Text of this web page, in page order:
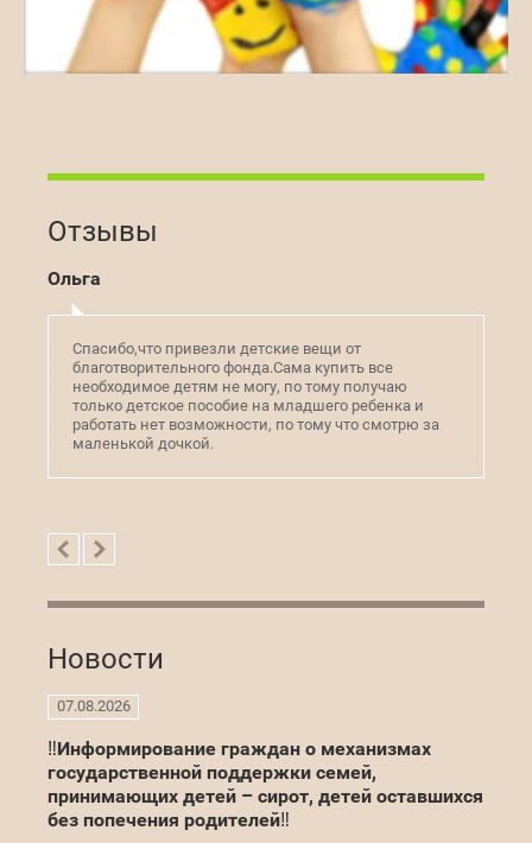
Отзывы
Ольга
Спасибо,что привезли детские вещи от
благотворительного фонда.Сама купить все
необходимое детям не могу, по тому получаю
только детское пособие на младшего ребенка и
работать нет возможности, по тому что смотрю за
маленькой дочкой.
Новости
07.08.2026
‼Информирование граждан о механизмах
государственной поддержки семей,
принимающих детей – сирот, детей оставшихся
без попечения родителей‼